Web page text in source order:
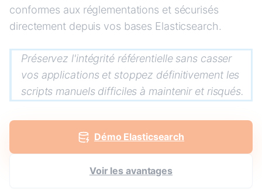
conformes aux réglementations et sécurisés
directement depuis vos bases Elasticsearch.
Préservez l'intégrité référentielle sans casser
vos applications et stoppez définitivement les
scripts manuels difficiles à maintenir et risqués.
Démo Elasticsearch
Voir les avantages